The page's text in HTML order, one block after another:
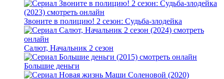
Звоните в полицию! 2 сезон: Судьба-злодейка
Салют, Начальник 2 сезон
Большие деньги